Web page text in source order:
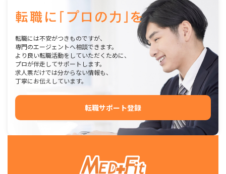
転職には不安がつきものですが、
専門のエージェントへ相談できます。
より良い転職活動をしていただくために、
プロが伴走してサポートします。
求人票だけでは分からない情報も、
丁寧にお伝えしています。
転職サポート登録